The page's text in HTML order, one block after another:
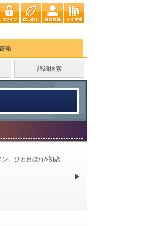
籍
。ひと目ぼれ&初恋...